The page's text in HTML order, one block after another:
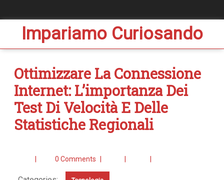
Impariamo Curiosando
Ottimizzare La Connessione
Internet: L’importanza Dei
Test Di Velocità E Delle
Statistiche Regionali
0 Comments